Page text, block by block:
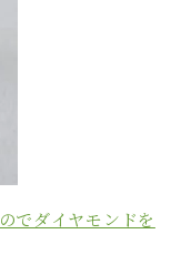
でダイヤモンドを